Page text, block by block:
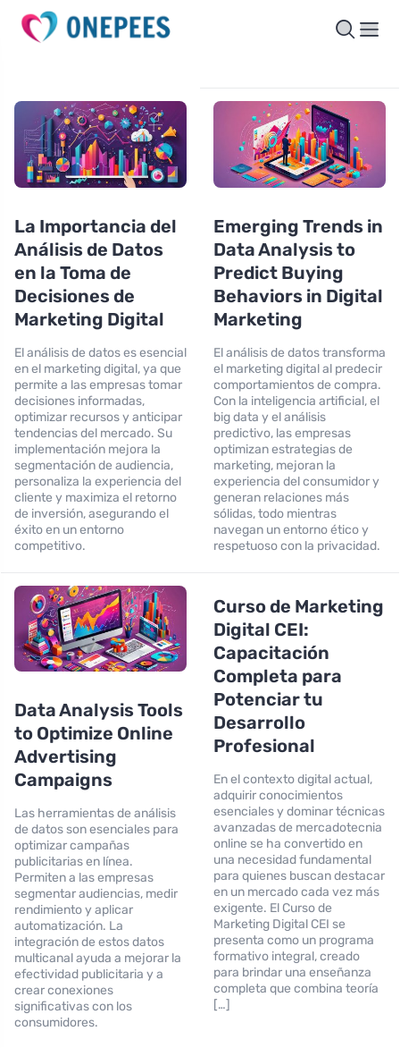
La Importancia del
Análisis de Datos
en la Toma de
Decisiones de
Marketing Digital
El análisis de datos es esencial
en el marketing digital, ya que
permite a las empresas tomar
decisiones informadas,
optimizar recursos y anticipar
tendencias del mercado. Su
implementación mejora la
segmentación de audiencia,
personaliza la experiencia del
cliente y maximiza el retorno
de inversión, asegurando el
éxito en un entorno
competitivo.
Emerging Trends in
Data Analysis to
Predict Buying
Behaviors in Digital
Marketing
El análisis de datos transforma
el marketing digital al predecir
comportamientos de compra.
Con la inteligencia artificial, el
big data y el análisis
predictivo, las empresas
optimizan estrategias de
marketing, mejoran la
experiencia del consumidor y
generan relaciones más
sólidas, todo mientras
navegan un entorno ético y
respetuoso con la privacidad.
Data Analysis Tools
to Optimize Online
Advertising
Campaigns
Las herramientas de análisis
de datos son esenciales para
optimizar campañas
publicitarias en línea.
Permiten a las empresas
segmentar audiencias, medir
rendimiento y aplicar
automatización. La
integración de estos datos
multicanal ayuda a mejorar la
efectividad publicitaria y a
crear conexiones
significativas con los
consumidores.
Curso de Marketing
Digital CEI:
Capacitación
Completa para
Potenciar tu
Desarrollo
Profesional
En el contexto digital actual,
adquirir conocimientos
esenciales y dominar técnicas
avanzadas de mercadotecnia
online se ha convertido en
una necesidad fundamental
para quienes buscan destacar
en un mercado cada vez más
exigente. El Curso de
Marketing Digital CEI se
presenta como un programa
formativo integral, creado
para brindar una enseñanza
completa que combina teoría
[…]